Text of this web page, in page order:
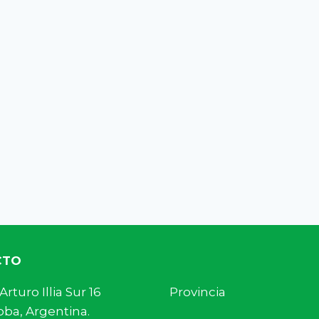
Arturo Illia Sur 16 Provincia
Argentina.